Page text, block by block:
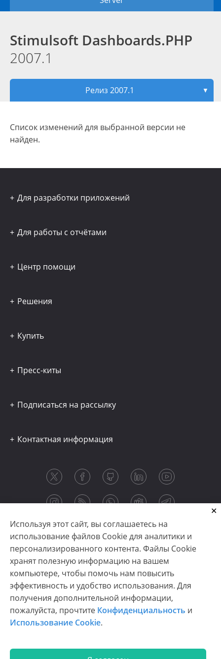
Stimulsoft Dashboards.PHP
2007.1
Релиз 2007.1 ▼
Список изменений для выбранной версии не
найден.
Используя этот сайт, вы соглашаетесь на
использование файлов Cookie для аналитики и
персонализированного контента. Файлы Cookie
хранят полезную информацию на вашем
компьютере, чтобы помочь нам повысить
эффективность и удобство использования. Для
получения дополнительной информации,
пожалуйста, прочтите Конфиденциальность и
Использование Cookie.
Для разработки приложений
Для работы с отчётами
Центр помощи
Решения
Купить
Пресс-киты
Подписаться на рассылку
Контактная информация
Copyright © 2003-2026 CloudReports sp. z o.o. (dba
Stimulsoft). All rights reserved.
Конфиденциальность